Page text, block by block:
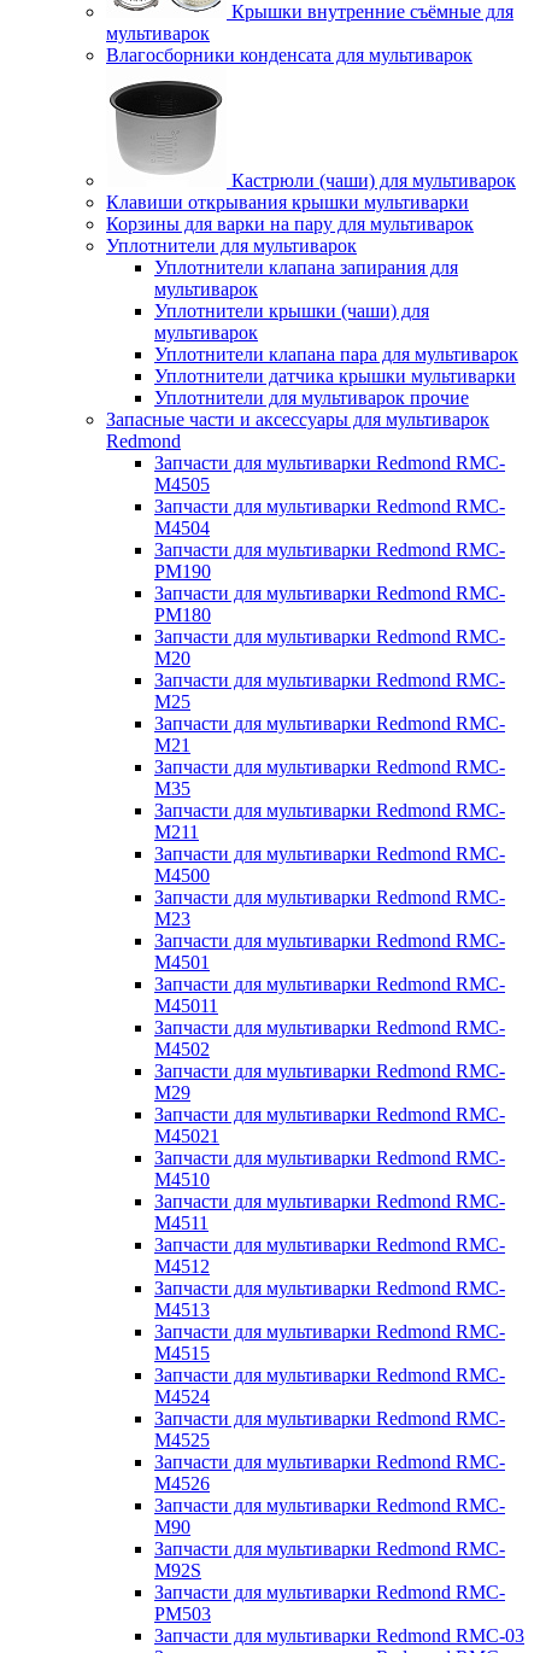
Крышки внутренние съёмные для
мультиварок
Влагосборники конденсата для мультиварок
Кастрюли (чаши) для мультиварок
Клавиши открывания крышки мультиварки
Корзины для варки на пару для мультиварок
Уплотнители для мультиварок
Уплотнители клапана запирания для
мультиварок
Уплотнители крышки (чаши) для
мультиварок
Уплотнители клапана пара для мультиварок
Уплотнители датчика крышки мультиварки
Уплотнители для мультиварок прочие
Запасные части и аксессуары для мультиварок
Redmond
Запчасти для мультиварки Redmond RMC-
M4505
Запчасти для мультиварки Redmond RMC-
M4504
Запчасти для мультиварки Redmond RMC-
PM190
Запчасти для мультиварки Redmond RMC-
PM180
Запчасти для мультиварки Redmond RMC-
M20
Запчасти для мультиварки Redmond RMC-
M25
Запчасти для мультиварки Redmond RMC-
M21
Запчасти для мультиварки Redmond RMC-
M35
Запчасти для мультиварки Redmond RMC-
M211
Запчасти для мультиварки Redmond RMC-
M4500
Запчасти для мультиварки Redmond RMC-
M23
Запчасти для мультиварки Redmond RMC-
M4501
Запчасти для мультиварки Redmond RMC-
M45011
Запчасти для мультиварки Redmond RMC-
M4502
Запчасти для мультиварки Redmond RMC-
M29
Запчасти для мультиварки Redmond RMC-
M45021
Запчасти для мультиварки Redmond RMC-
M4510
Запчасти для мультиварки Redmond RMC-
M4511
Запчасти для мультиварки Redmond RMC-
M4512
Запчасти для мультиварки Redmond RMC-
M4513
Запчасти для мультиварки Redmond RMC-
M4515
Запчасти для мультиварки Redmond RMC-
M4524
Запчасти для мультиварки Redmond RMC-
M4525
Запчасти для мультиварки Redmond RMC-
M4526
Запчасти для мультиварки Redmond RMC-
M90
Запчасти для мультиварки Redmond RMC-
M92S
Запчасти для мультиварки Redmond RMC-
PM503
Запчасти для мультиварки Redmond RMC-03